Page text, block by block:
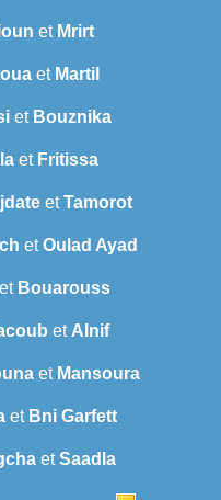
et Mrirt
et Martil
et Bouznika
et Fritissa
etTamorot
etOulad Ayad
Bouarouss
et Alnif
et Mansoura
et Bni Garfett
etSaadla